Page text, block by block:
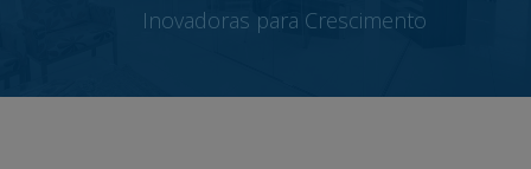
Inovadoras para Crescimento